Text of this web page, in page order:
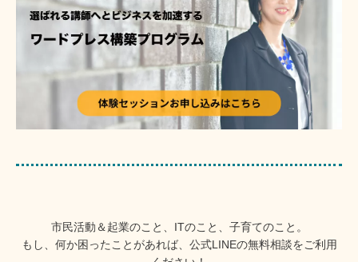
市民活動＆起業のこと、ITのこと、子育てのこと。
もし、何か困ったことがあれば、公式LINEの無料相談をご利用